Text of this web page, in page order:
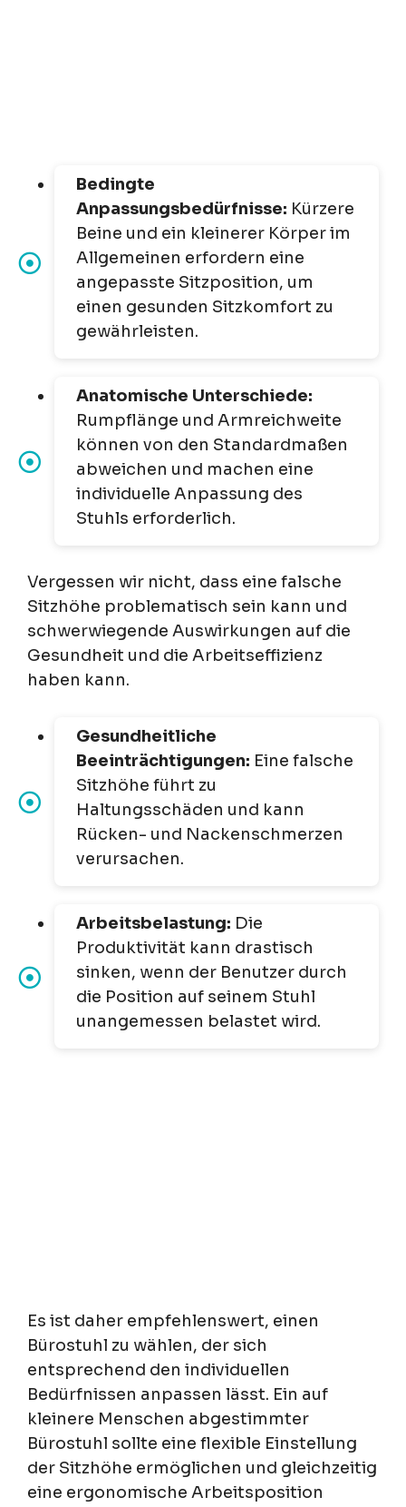
Bedingte
Anpassungsbedürfnisse: Kürzere
Beine und ein kleinerer Körper im
Allgemeinen erfordern eine
angepasste Sitzposition, um
einen gesunden Sitzkomfort zu
gewährleisten.
Anatomische Unterschiede:
Rumpflänge und Armreichweite
können von den Standardmaßen
abweichen und machen eine
individuelle Anpassung des
Stuhls erforderlich.
Vergessen wir nicht, dass eine falsche
Sitzhöhe problematisch sein kann und
schwerwiegende Auswirkungen auf die
Gesundheit und die Arbeitseffizienz
haben kann.
Gesundheitliche
Beeinträchtigungen: Eine falsche
Sitzhöhe führt zu
Haltungsschäden und kann
Rücken- und Nackenschmerzen
verursachen.
Arbeitsbelastung: Die
Produktivität kann drastisch
sinken, wenn der Benutzer durch
die Position auf seinem Stuhl
unangemessen belastet wird.
Es ist daher empfehlenswert, einen
Bürostuhl zu wählen, der sich
entsprechend den individuellen
Bedürfnissen anpassen lässt. Ein auf
kleinere Menschen abgestimmter
Bürostuhl sollte eine flexible Einstellung
der Sitzhöhe ermöglichen und gleichzeitig
eine ergonomische Arbeitsposition